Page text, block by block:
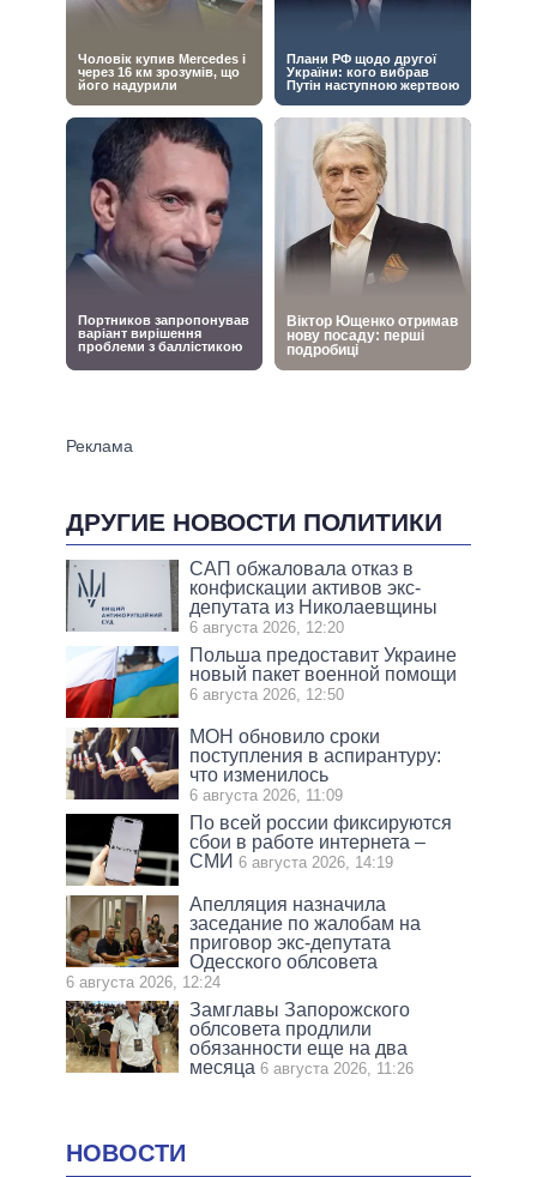
ДРУГИЕ НОВОСТИ ПОЛИТИКИ
САП обжаловала отказ в
конфискации активов экс-
депутата из Николаевщины
6 августа 2026, 12:20
Польша предоставит Украине
новый пакет военной помощи
6 августа 2026, 12:50
МОН обновило сроки
поступления в аспирантуру:
что изменилось
6 августа 2026, 11:09
По всей россии фиксируются
сбои в работе интернета –
СМИ 6 августа 2026, 14:19
Апелляция назначила
заседание по жалобам на
приговор экс-депутата
Одесского облсовета
6 августа 2026, 12:24
Замглавы Запорожского
облсовета продлили
обязанности еще на два
месяца 6 августа 2026, 11:26
НОВОСТИ